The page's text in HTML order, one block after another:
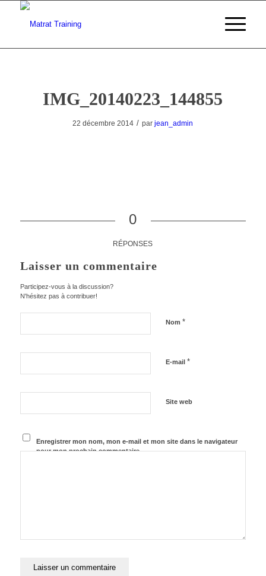
IMG_20140223_144855
22 décembre 2014 / parjean_admin
0
RÉPONSES
Laisser un commentaire
Participez-vous à la discussion?
N'hésitez pas à contribuer!
Nom *
E-mail *
Site web
Enregistrer mon nom, mon e-mail et mon site dans le navigateur
pour mon prochain commentaire.